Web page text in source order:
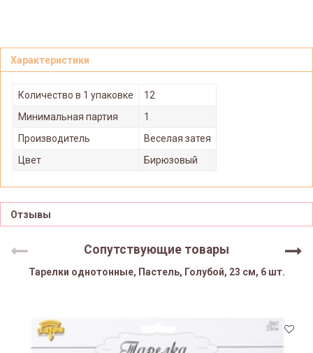
Характеристики
Количество в 1 упаковке
12
Минимальная партия
1
Производитель
Веселая затея
Цвет
Бирюзовый
Отзывы
Сопутствующие товары
Тарелки однотонные, Пастель, Голубой, 23 см, 6 шт.